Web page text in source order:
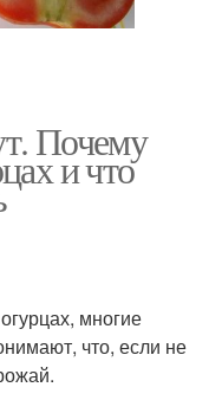
Почему
и что
многие
что, если не